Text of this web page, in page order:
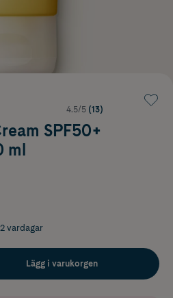
4.5/5 (13)
SPF50+
ml
vardagar
Lägg i varukorgen